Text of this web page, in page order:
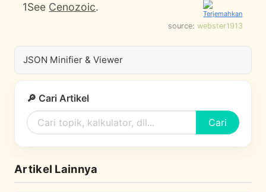
1See Cenozoic.
source: webster1913
JSON Minifier & Viewer
🔎 Cari Artikel
Cari
Artikel Lainnya